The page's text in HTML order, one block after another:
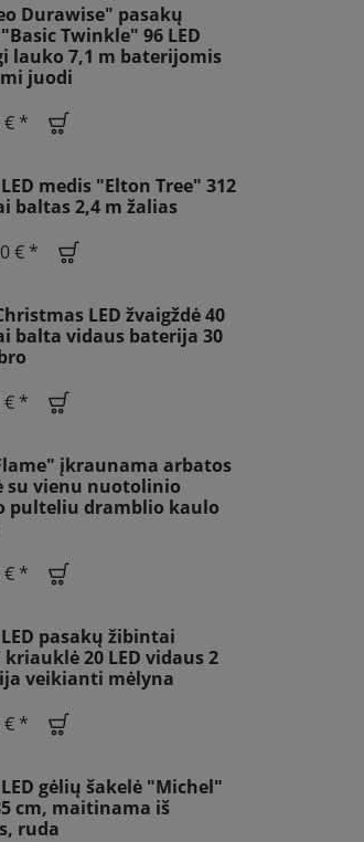
Durawise" pasakų
Twinkle" 96 LED
lauko 7,1 m baterijomis
juodi
€ *
medis "Elton Tree" 312
baltas 2,4 m žalias
€ *
LED žvaigždė 40
balta vidaus baterija 30
€ *
įkraunama arbatos
su vienu nuotolinio
pulteliu dramblio kaulo
€ *
pasakų žibintai
20 LED vidaus 2
veikianti mėlyna
€ *
gėlių šakelė "Michel"
cm, maitinama iš
ruda